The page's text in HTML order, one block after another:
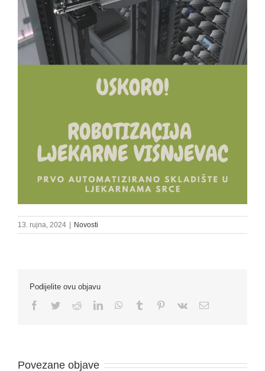
13. rujna, 2024 | Novosti
Podijelite ovu objavu
Facebook
TwitterRedditLinkedInWhatsApp
Tumblr Pinterest
Vk Email:
Povezane objave